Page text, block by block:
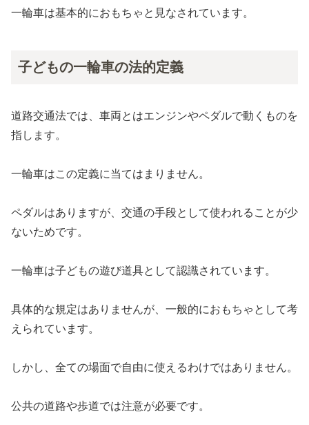
一輪車は基本的におもちゃと見なされています。
子どもの一輪車の法的定義
道路交通法では、車両とはエンジンやペダルで動くものを
指します。
一輪車はこの定義に当てはまりません。
ペダルはありますが、交通の手段として使われることが少
ないためです。
一輪車は子どもの遊び道具として認識されています。
具体的な規定はありませんが、一般的におもちゃとして考
えられています。
しかし、全ての場面で自由に使えるわけではありません。
公共の道路や歩道では注意が必要です。